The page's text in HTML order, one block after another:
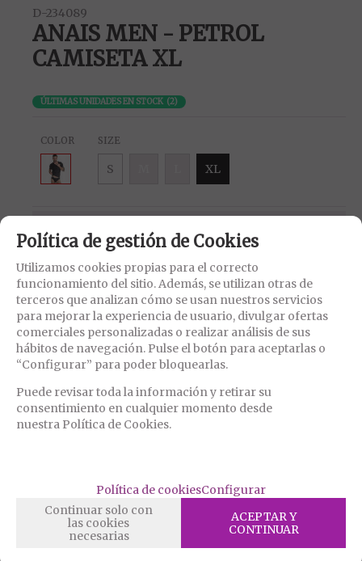
D-234089
ANAIS MEN - PETROL
CAMISETA XL
ÚLTIMAS UNIDADES EN STOCK (2)
COLOR SIZE
S XL
51,95
-
unidades
+ AÑADIR A CESTA
FAMILIAS RELACIONADAS
Camisetas Masculinas
DESCRIPCIÓN LARGA
Política de gestión de Cookies
Utilizamos cookies propias para el correcto
funcionamiento del sitio. Además, se utilizan otras de
terceros que analizan cómo se usan nuestros servicios
para mejorar la experiencia de usuario, divulgar ofertas
comerciales personalizadas o realizar análisis de sus
hábitos de navegación. Pulse el botón para aceptarlas o
“Configurar” para poder bloquearlas.
Puede revisar toda la información y retirar su
consentimiento en cualquier momento desde
nuestra Política de Cookies.
Política de cookiesConfigurar
Continuar solo con
las cookies
necesarias
ACEPTAR Y
CONTINUAR